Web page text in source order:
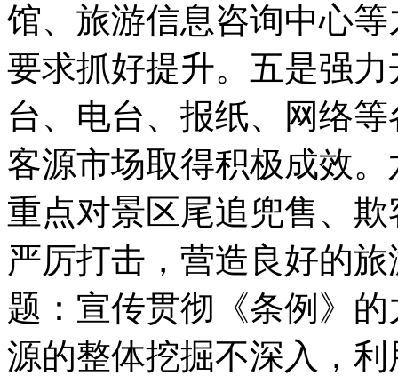
馆、旅游信息咨询中心
要求抓好提升。五是强
台、电台、报纸、网络
客源市场取得积极成效
重点对景区尾追兜售、
严厉打击，营造良好的
题：宣传贯彻《条例》
源的整体挖掘不深入，